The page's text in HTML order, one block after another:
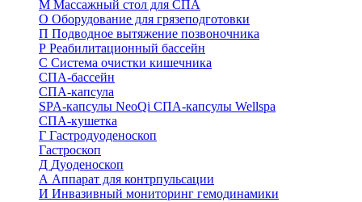
М Массажный стол для СПА
О Оборудование для грязеподготовки
П Подводное вытяжение позвоночника
Р Реабилитационный бассейн
С Система очистки кишечника
СПА-бассейн
СПА-капсула
SPA-капсулы NeoQi СПА-капсулы Wellspa
СПА-кушетка
Г Гастродуоденоскоп
Гастроскоп
Д Дуоденоскоп
А Аппарат для контрпульсации
И Инвазивный мониторинг гемодинамики